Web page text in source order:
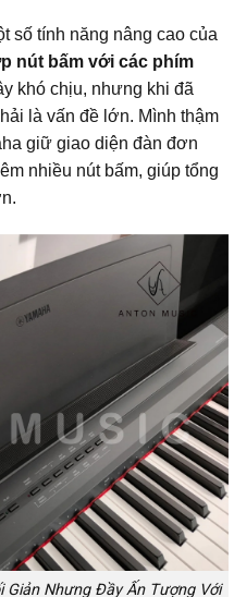
số tính năng nâng cao của
nút bấm với các phím
khó chịu, nhưng khi đã
là vấn đề lớn. Mình thậm
giữ giao diện đàn đơn
nhiều nút bấm, giúp tổng
Giản Nhưng Đầy Ấn Tượng Với